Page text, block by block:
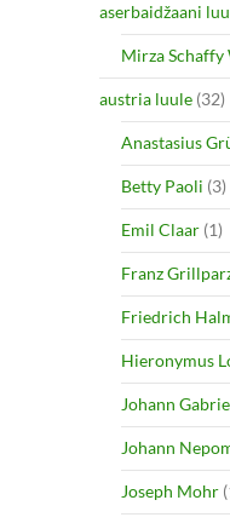
aserbaidžaani
Mirza Schaffy
austria luule (32)
Anastasius
Betty Paoli (3)
Emil Claar (1)
Franz
Friedrich
Hieronymus
Johann
Johann
Joseph Mohr